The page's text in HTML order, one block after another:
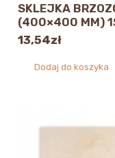
SKLEJKA
(400×400 MM)
13,54zł
Dodaj do koszyka